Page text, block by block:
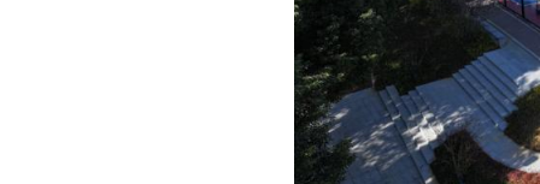
免费时段：5月2日-5日
乒乓球：7:30-21:30
羽毛球、气排球：8:30-21:30